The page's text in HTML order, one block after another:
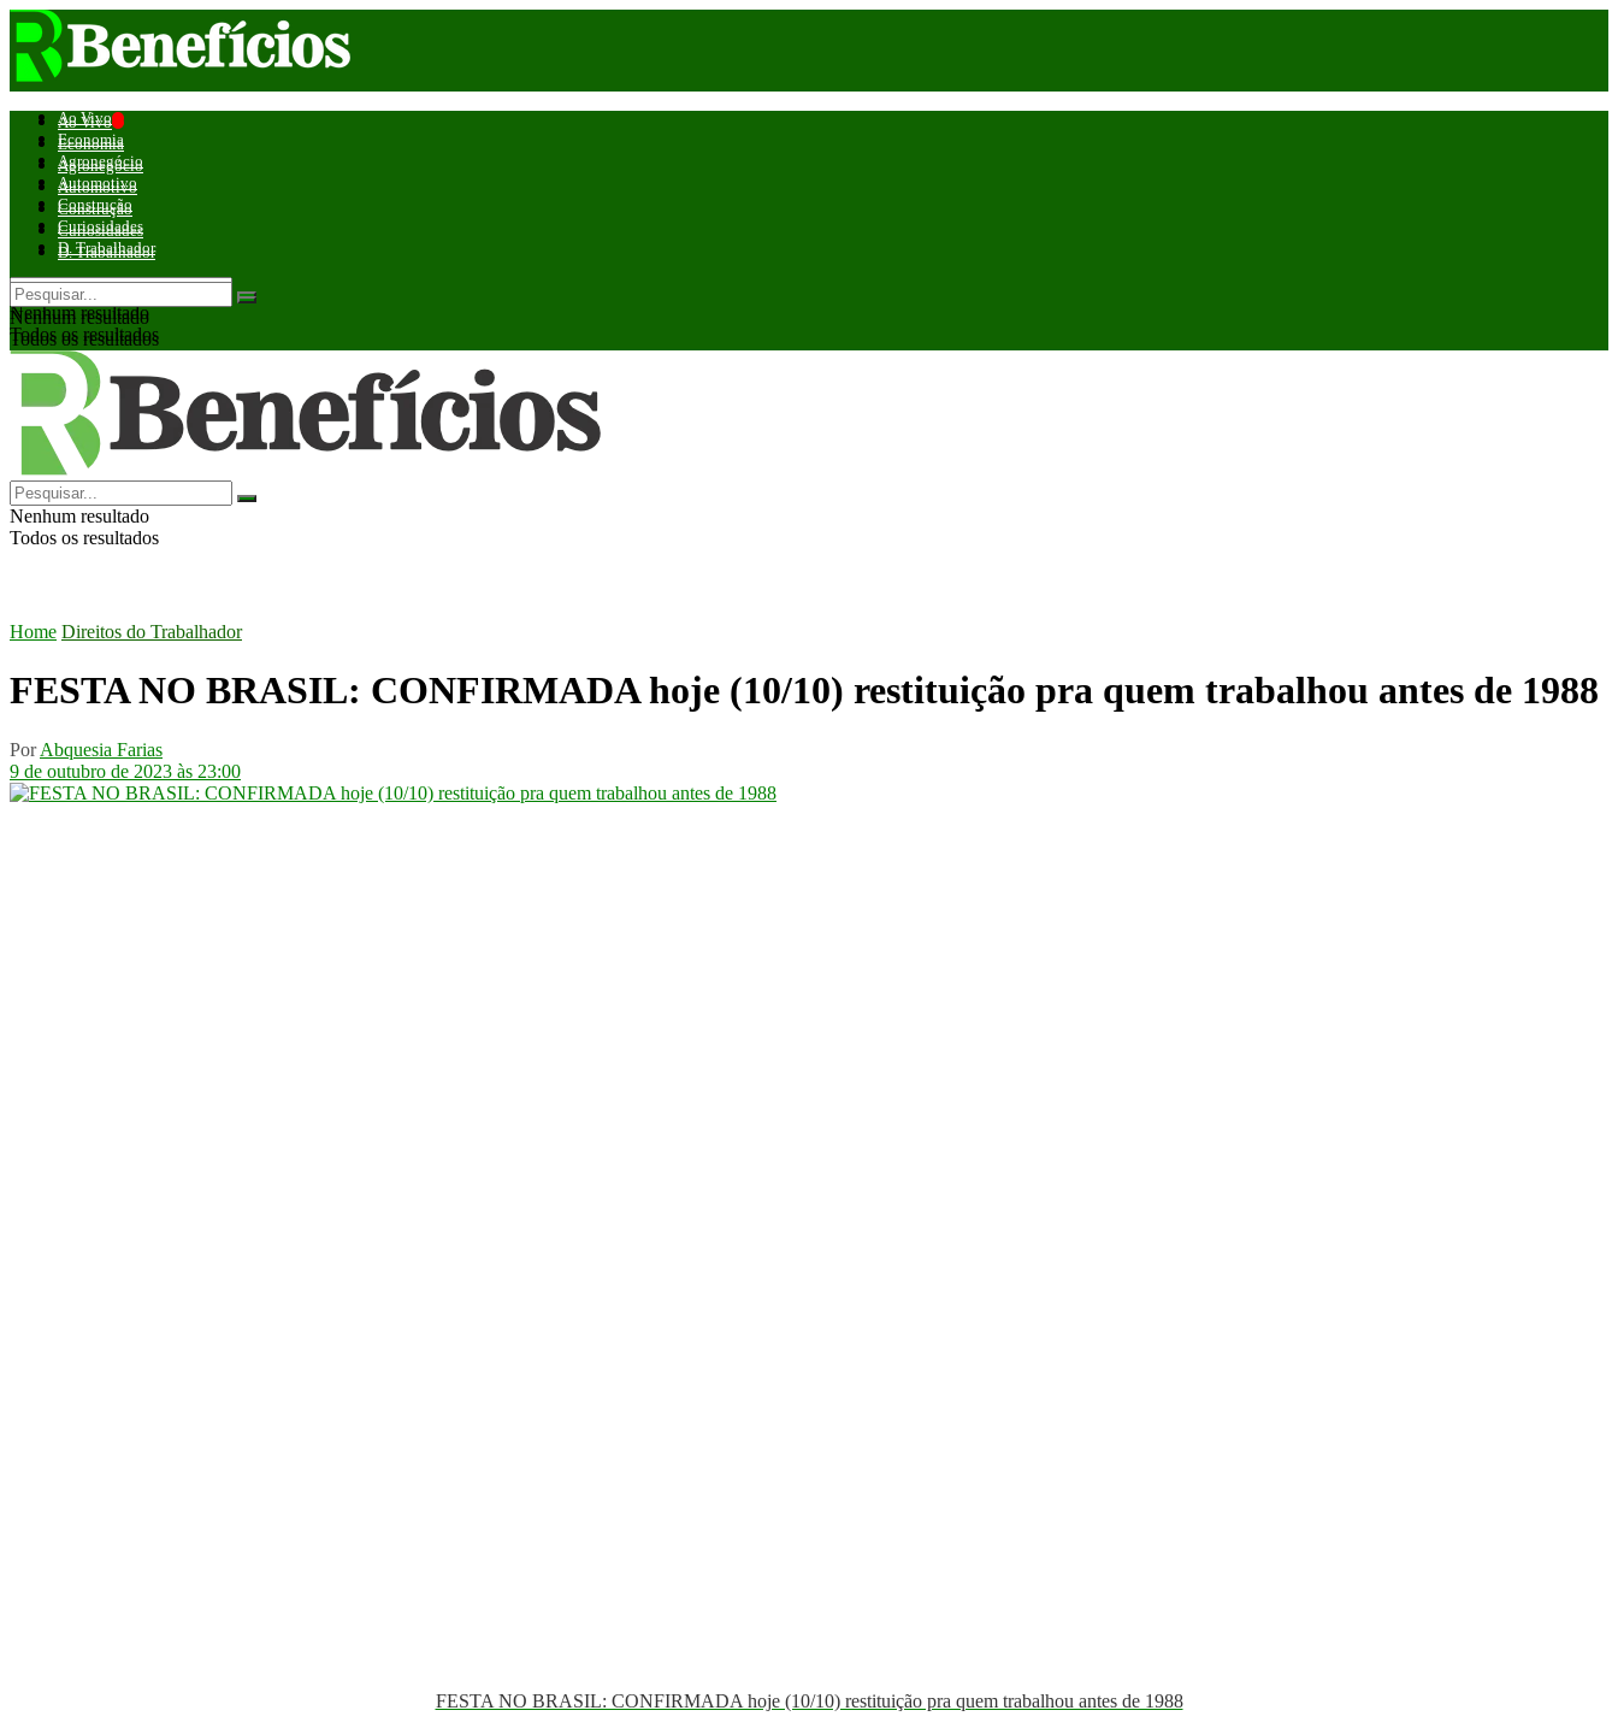
Ao Vivo
Economia
Agronegócio
Automotivo
Construção
Curiosidades
D. Trabalhador
Nenhum resultado
Todos os resultados
Ao Vivo
Economia
Agronegócio
Automotivo
Construção
Curiosidades
D. Trabalhador
Nenhum resultado
Todos os resultados
Nenhum resultado
Todos os resultados
Home Direitos do Trabalhador
FESTA NO BRASIL: CONFIRMADA hoje (10/10) restituição pra quem trabalhou antes de 1988
Por Abquesia Farias
9 de outubro de 2023 às 23:00
FESTA NO BRASIL: CONFIRMADA hoje (10/10) restituição pra quem trabalhou antes de 1988